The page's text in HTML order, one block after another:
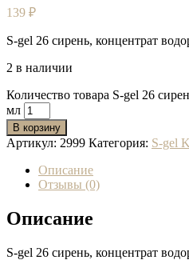
139 ₽
S-gel 26 сирень, концентрат
2 в наличии
Количество товара S-gel 26
мл
В корзину
Артикул: 2999 Категория: S-gel
Описание
Отзывы (0)
Описание
S-gel 26 сирень, концентрат